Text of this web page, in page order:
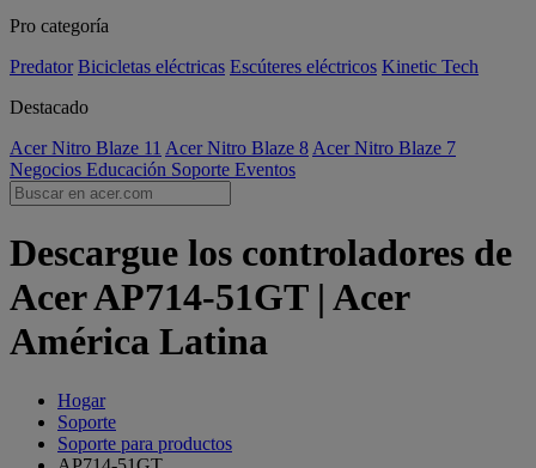
Pro categoría
Predator Bicicletas eléctricas Escúteres eléctricos Kinetic Tech
Destacado
Acer Nitro Blaze 11 Acer Nitro Blaze 8 Acer Nitro Blaze 7
Negocios Educación Soporte Eventos
Descargue los controladores de
Acer AP714-51GT | Acer
América Latina
Hogar
Soporte
Soporte para productos